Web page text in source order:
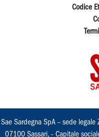
Codice
Sae Sardegna SpA – sede
07100 Sassari, - Capitale